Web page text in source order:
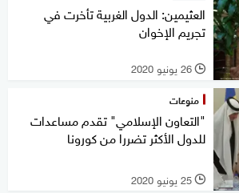
العثيمين: الدول الغربية تأخرت في
تجريم الإخوان
l 26 يونيو 2020
منوعات
"التعاون الإسلامي" تقدم مساعدات
للدول الأكثر تضررا من كورونا
l 25 يونيو 2020